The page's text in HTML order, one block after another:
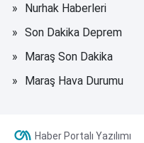
Nurhak Haberleri
Son Dakika Deprem
Maraş Son Dakika
Maraş Hava Durumu
Haber Portalı Yazılımı